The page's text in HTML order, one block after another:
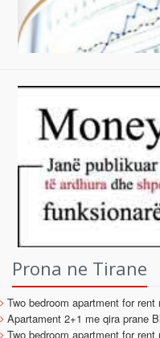
Prona ne Tirane
Two bedroom apartment for
Apartament 2+1 me qira prane
Two bedroom apartment for